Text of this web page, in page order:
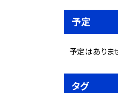
予定
予定はありま
タグ